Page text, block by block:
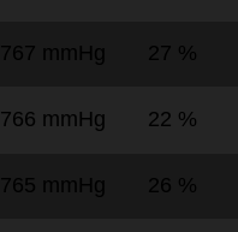
767 mmHg 27 %
766 mmHg 22 %
765 mmHg 26 %